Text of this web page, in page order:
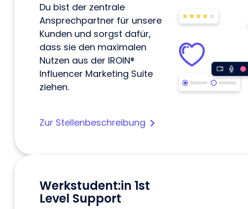
Du bist der zentrale
Ansprechpartner für unsere
Kunden und sorgst dafür,
dass sie den maximalen
Nutzen aus der IROIN®
Influencer Marketing Suite
ziehen.
Zur Stellenbeschreibung
Werkstudent:in 1st
Level Support